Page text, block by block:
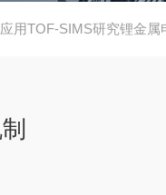
用TOF-SIMS研究锂金